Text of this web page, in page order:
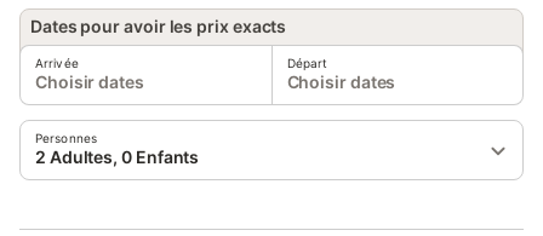
Dates pour avoir les prix exacts
Arrivée
Choisir dates
Départ
Choisir dates
Personnes
2 Adultes, 0 Enfants